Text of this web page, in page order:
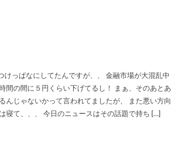
っぱなにしてたんですが、、 金融市場が大混乱中
間の間に５円くらい下げてるし！ まぁ、そのあとあ
んじゃないかって言われてましたが、 また悪い方向
寝て、、、 今日のニュースはその話題で持ち […]